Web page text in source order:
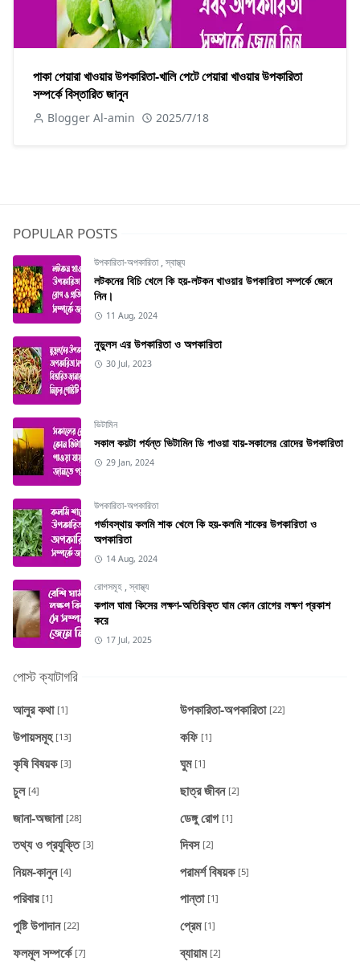
পাকা পেয়ারা খাওয়ার উপকারিতা-খালি পেটে পেয়ারা খাওয়ার উপকারিতা
সম্পর্কে বিস্তারিত জানুন
Blogger Al-amin 2025/7/18
POPULAR POSTS
উপকারিতা-অপকারিতা,স্বাস্থ্য
লটকনের বিচি খেলে কি হয়-লটকন খাওয়ার উপকারিতা সম্পর্কে জেনে
নিন।
11 Aug, 2024
নুডুলস এর উপকারিতা ও অপকারিতা
30 Jul, 2023
ভিটামিন
সকাল কয়টা পর্যন্ত ভিটামিন ডি পাওয়া যায়-সকালের রোদের উপকারিতা
29 Jan, 2024
উপকারিতা-অপকারিতা
গর্ভাবস্থায় কলমি শাক খেলে কি হয়-কলমি শাকের উপকারিতা ও
অপকারিতা
14 Aug, 2024
রোগসমূহ ,স্বাস্থ্য
কপাল ঘামা কিসের লক্ষণ-অতিরিক্ত ঘাম কোন রোগের লক্ষণ প্রকাশ
করে
17 Jul, 2025
পোস্ট ক্যাটাগরি
আলুর কথা [1] উপকারিতা-অপকারিতা [22]
উপায়সমূহ [13] কফি [1]
কৃষি বিষয়ক [3] ঘুম [1]
চুল [4] ছাত্র জীবন [2]
জানা-অজানা [28] ডেঙ্গু রোগ [1]
তথ্য ও প্রযুক্তি [3] দিবস [2]
নিয়ম-কানুন [4] পরামর্শ বিষয়ক [5]
পরিবার [1] পান্তা [1]
পুষ্টি উপাদান [22] প্রেম [1]
ফলমূল সম্পর্কে [7] ব্যায়াম [2]